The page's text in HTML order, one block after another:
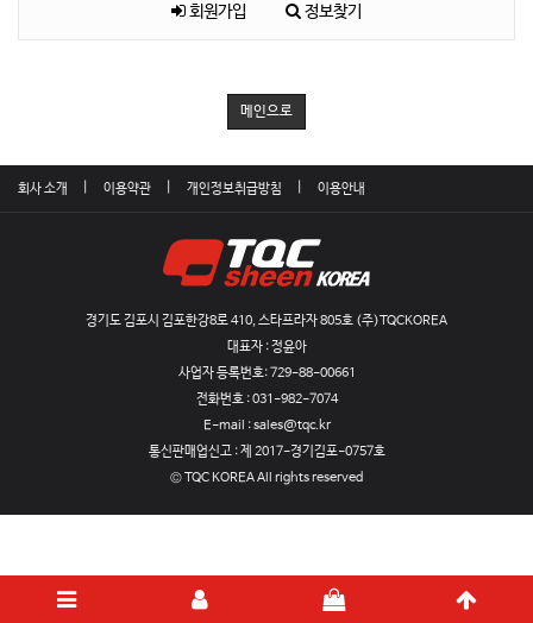
회원가입 정보찾기
메인으로
회사 소개 이용약관 개인정보취급방침 이용안내
경기도 김포시 김포한강8로 410, 스타프라자 805호 (주)TQCKOREA
대표자 : 정윤아
사업자 등록번호:729-88-00661
전화번호 :031-982-7074
E-mail :sales@tqc.kr
통신판매업신고 :제 2017-경기김포-0757호
© TQC KOREA All rights reserved